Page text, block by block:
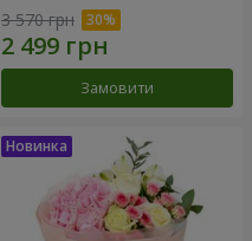
3 570 грн
Замовити